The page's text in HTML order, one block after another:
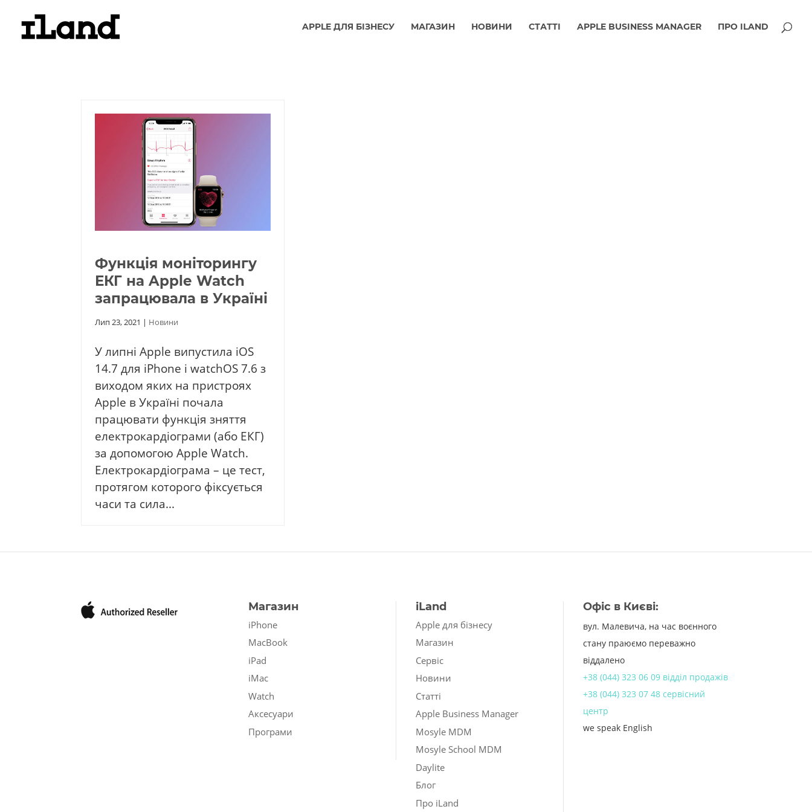
APPLE ДЛЯ БІЗНЕСУ МАГАЗИН НОВИНИ СТАТТІ APPLE BUSINESS MANAGER ПРО ILAND
Функція моніторингу
ЕКГ на Apple Watch
запрацювала в Україні
Лип 23, 2021 | Новини
У липні Apple випустила iOS
14.7 для iPhone і watchOS 7.6 з
виходом яких на пристроях
Apple в Україні почала
працювати функція зняття
електрокардіограми (або ЕКГ)
за допомогою Apple Watch.
Електрокардіограма – це тест,
протягом которого фіксується
часи та сила...
Магазин
iPhone
MacBook
iPad
iMac
Watch
Аксесуари
Програми
iLand
Apple для бізнесу
Магазин
Сервіс
Новини
Статті
Apple Business Manager
Mosyle MDM
Mosyle School MDM
Daylite
Блог
Про iLand
Офіс в Києві:
вул. Малевича, на час воєнного
стану праюємо переважно
віддалено
+38 (044) 323 06 09 відділ продажів
+38 (044) 323 07 48 сервісний
центр
we speak English